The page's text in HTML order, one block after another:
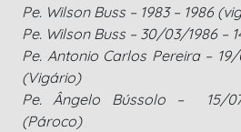
Pe. Wilson Buss – 1983 – 1986
Pe. Wilson Buss – 30/03/1986 –
Pe. Antonio Carlos Pereira –
(Vigário)
Pe. Ângelo Bússolo – 15/
(Pároco)